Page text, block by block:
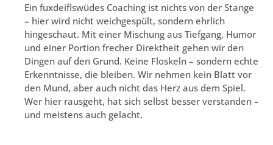
Ein fuxdeiflswüdes Coaching ist nichts von der Stange
– hier wird nicht weichgespült, sondern ehrlich
hingeschaut. Mit einer Mischung aus Tiefgang, Humor
und einer Portion frecher Direktheit gehen wir den
Dingen auf den Grund. Keine Floskeln – sondern echte
Erkenntnisse, die bleiben. Wir nehmen kein Blatt vor
den Mund, aber auch nicht das Herz aus dem Spiel.
Wer hier rausgeht, hat sich selbst besser verstanden –
und meistens auch gelacht.